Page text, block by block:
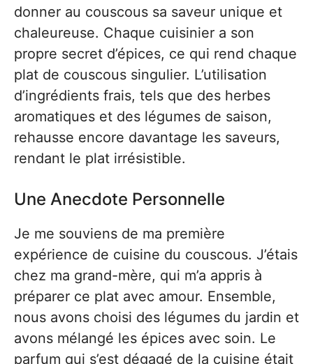
donner au couscous sa saveur unique et
chaleureuse. Chaque cuisinier a son
propre secret d’épices, ce qui rend chaque
plat de couscous singulier. L’utilisation
d’ingrédients frais, tels que des herbes
aromatiques et des légumes de saison,
rehausse encore davantage les saveurs,
rendant le plat irrésistible.
Une Anecdote Personnelle
Je me souviens de ma première
expérience de cuisine du couscous. J’étais
chez ma grand-mère, qui m’a appris à
préparer ce plat avec amour. Ensemble,
nous avons choisi des légumes du jardin et
avons mélangé les épices avec soin. Le
parfum qui s’est dégagé de la cuisine était